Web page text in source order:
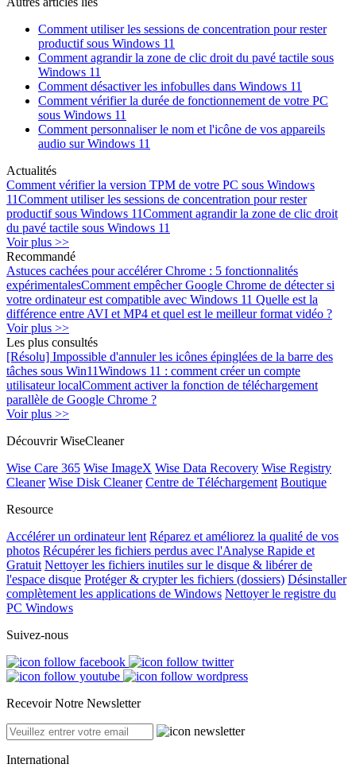
Comment utiliser les sessions de concentration pour rester
productif sous Windows 11
Comment agrandir la zone de clic droit du pavé tactile sous
Windows 11
Comment désactiver les infobulles dans Windows 11
Comment vérifier la durée de fonctionnement de votre PC
sous Windows 11
Comment personnaliser le nom et l'icône de vos appareils
audio sur Windows 11
Actualités
Comment vérifier la version TPM de votre PC sous Windows
11Comment utiliser les sessions de concentration pour rester
productif sous Windows 11Comment agrandir la zone de clic droit
du pavé tactile sous Windows 11
Voir plus >>
Recommandé
Astuces cachées pour accélérer Chrome : 5 fonctionnalités
expérimentalesComment empêcher Google Chrome de détecter si
votre ordinateur est compatible avec Windows 11 Quelle est la
différence entre AVI et MP4 et quel est le meilleur format vidéo ?
Voir plus >>
Les plus consultés
[Résolu] Impossible d'annuler les icônes épinglées de la barre des
tâches sous Win11Windows 11 : comment créer un compte
utilisateur localComment activer la fonction de téléchargement
parallèle de Google Chrome ?
Voir plus >>
Découvrir WiseCleaner
Wise Care 365 Wise ImageX Wise Data Recovery Wise Registry
Cleaner Wise Disk Cleaner Centre de Téléchargement Boutique
Resource
Accélérer un ordinateur lent Réparez et améliorez la qualité de vos
photos Récupérer les fichiers perdus avec l'Analyse Rapide et
Gratuit Nettoyer les fichiers inutiles sur le disque & libérer de
l'espace disque Protéger & crypter les fichiers (dossiers) Désinstaller
complètement les applications de Windows Nettoyer le registre du
PC Windows
Suivez-nous
Recevoir Notre Newsletter
International